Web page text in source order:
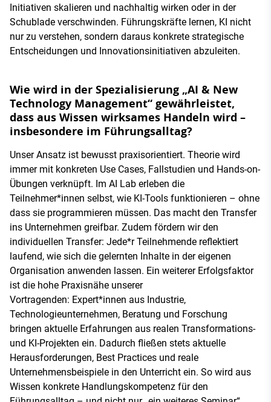
Initiativen skalieren und nachhaltig wirken oder in der
Schublade verschwinden. Führungskräfte lernen, KI nicht
nur zu verstehen, sondern daraus konkrete strategische
Entscheidungen und Innovationsinitiativen abzuleiten.
Wie wird in der Spezialisierung „AI & New
Technology Management“ gewährleistet,
dass aus Wissen wirksames Handeln wird –
insbesondere im Führungsalltag?
Unser Ansatz ist bewusst praxisorientiert. Theorie wird
immer mit konkreten Use Cases, Fallstudien und Hands-on-
Übungen verknüpft. Im AI Lab erleben die
Teilnehmer*innen selbst, wie KI-Tools funktionieren – ohne
dass sie programmieren müssen. Das macht den Transfer
ins Unternehmen greifbar. Zudem fördern wir den
individuellen Transfer: Jede*r Teilnehmende reflektiert
laufend, wie sich die gelernten Inhalte in der eigenen
Organisation anwenden lassen. Ein weiterer Erfolgsfaktor
ist die hohe Praxisnähe unserer
Vortragenden: Expert*innen aus Industrie,
Technologieunternehmen, Beratung und Forschung
bringen aktuelle Erfahrungen aus realen Transformations-
und KI-Projekten ein. Dadurch fließen stets aktuelle
Herausforderungen, Best Practices und reale
Unternehmensbeispiele in den Unterricht ein. So wird aus
Wissen konkrete Handlungskompetenz für den